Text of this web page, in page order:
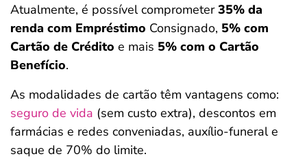
Atualmente, é possível comprometer35% da
renda com Empréstimo Consignado, 5% com
Cartão de Crédito e mais 5% com o Cartão
Benefício.
As modalidades de cartão têm vantagens como:
seguro de vida (sem custo extra), descontos em
farmácias e redes conveniadas, auxílio-funeral e
saque de 70% do limite.